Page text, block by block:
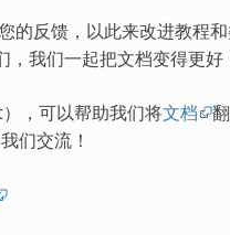
的反馈，以此来改进教程
我们一起把文档变得更好
，可以帮助我们将文档
们交流！